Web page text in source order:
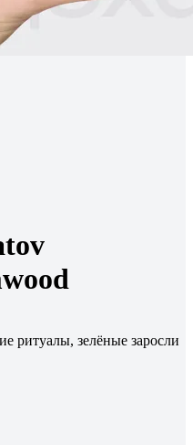
ритуалы, зелёные заросли